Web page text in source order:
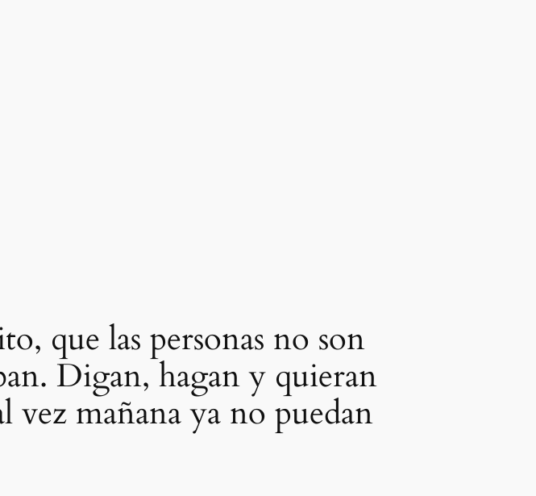
que las personas no son
Digan, hagan y quieran
mañana ya no puedan